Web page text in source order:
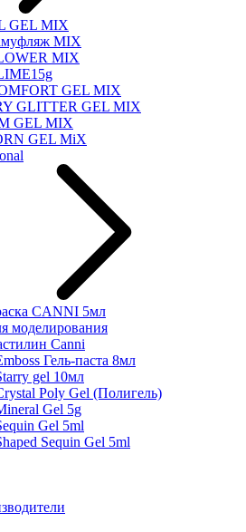
GEL MIX
MIX
MIX
GEL MIX
GLITTER GEL MIX
GEL MIX
GEL MiX
CANNI 5мл
моделирования
Canni
Гель-паста 8мл
gel 10мл
Poly Gel (Полигель)
Gel 5g
Gel 5ml
Sequin Gel 5ml